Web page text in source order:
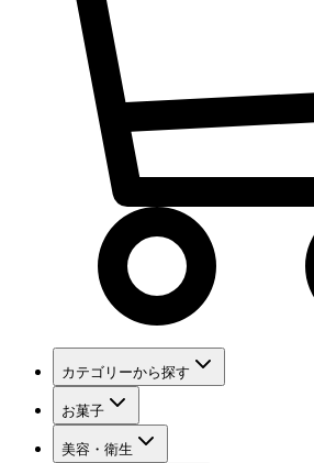
カテゴリーから探す
お菓子
美容・衛生